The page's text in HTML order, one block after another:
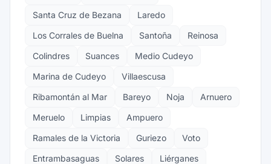
Santa Cruz de Bezana
Laredo
Los Corrales de Buelna
Santoña
Reinosa
Colindres
Suances
Medio Cudeyo
Marina de Cudeyo
Villaescusa
Ribamontán al Mar
Bareyo Noja
Arnuero
Meruelo
Limpias
Ampuero
Ramales de la Victoria
Guriezo
Voto
Entrambasaguas
Solares
Liérganes